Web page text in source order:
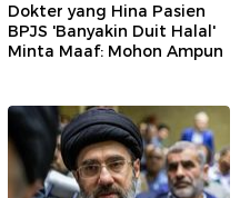
Dokter yang Hina Pasien
BPJS 'Banyakin Duit Halal'
Minta Maaf: Mohon Ampun